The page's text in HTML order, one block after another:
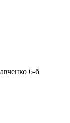
6-б